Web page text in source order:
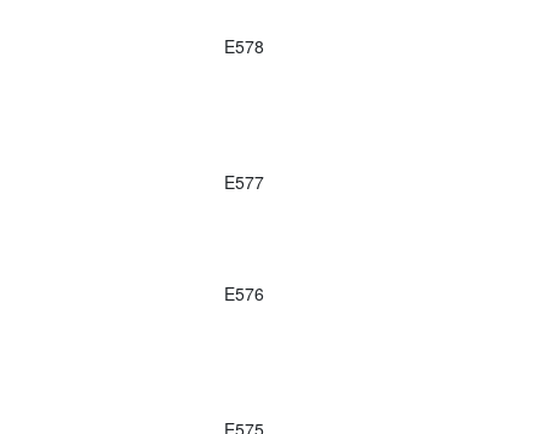
E578
E577
E576
E575